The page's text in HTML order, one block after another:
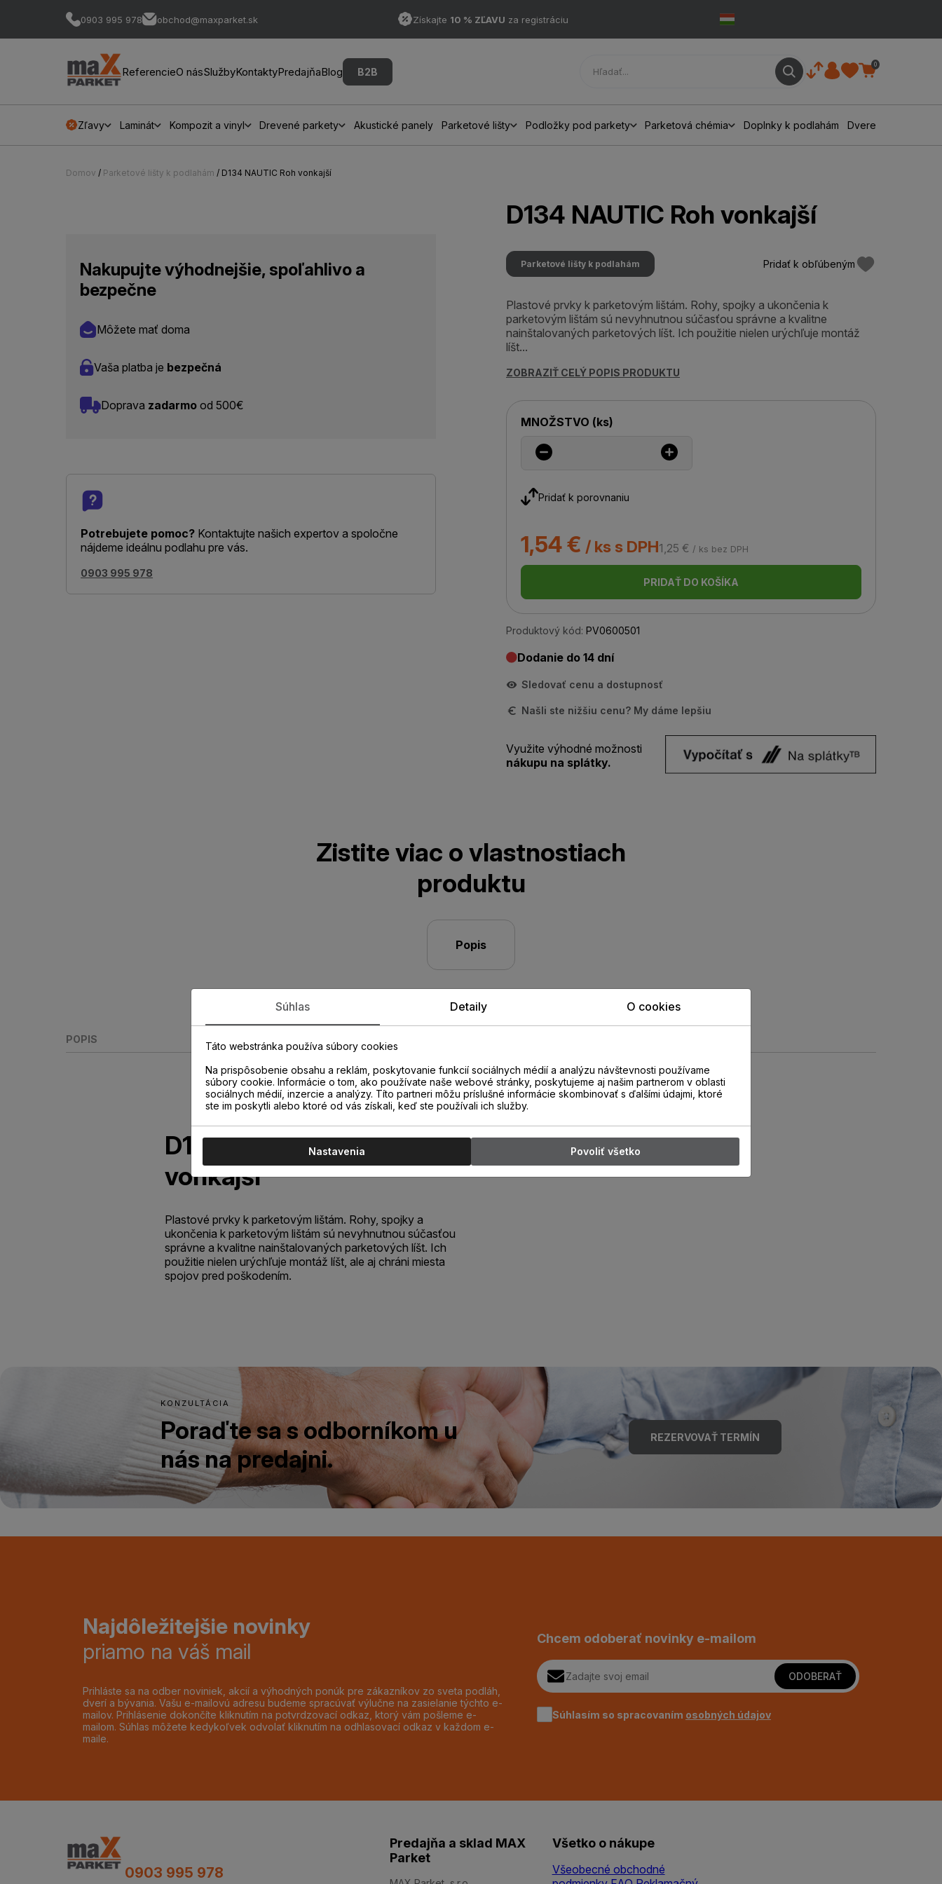
0903 995 978 obchod@maxparket.sk Získajte 10 % ZĽAVU za registráciu
ReferencieO násSlužbyKontaktyPredajňaBlog B2B
0
Zľavy Laminát Kompozit a vinyl Drevené parkety Akustické panely Parketové lišty Podložky pod parkety Parketová chémia Doplnky k podlahám Dvere
Domov / Parketové lišty k podlahám / D134 NAUTIC Roh vonkajší
Nakupujte výhodnejšie, spoľahlivo a
bezpečne
Môžete mať doma
Vaša platba je bezpečná
Doprava zadarmo od 500€
Potrebujete pomoc? Kontaktujte našich expertov a spoločne
nájdeme ideálnu podlahu pre vás.
0903 995 978
D134 NAUTIC Roh vonkajší
Parketové lišty k podlahám Pridať k obľúbeným
Plastové prvky k parketovým lištám. Rohy, spojky a ukončenia k
parketovým lištám sú nevyhnutnou súčasťou správne a kvalitne
nainštalovaných parketových líšt. Ich použitie nielen urýchľuje montáž
líšt...
ZOBRAZIŤ CELÝ POPIS PRODUKTU
MNOŽSTVO (ks)
Pridať k porovnaniu
1,54 € / ks s DPH1,25 € / ks bez DPH
PRIDAŤ DO KOŠÍKA
Produktový kód: PV0600501
Dodanie do 14 dní
Sledovať cenu a dostupnosť
Našli ste nižšiu cenu? My dáme lepšiu
Využite výhodné možnosti
nákupu na splátky.
Zistite viac o vlastnostiach
produktu
Popis
POPIS
D134 NAUTIC Roh
vonkajší
Plastové prvky k parketovým lištám. Rohy, spojky a
ukončenia k parketovým lištám sú nevyhnutnou súčasťou
správne a kvalitne nainštalovaných parketových líšt. Ich
použitie nielen urýchľuje montáž líšt, ale aj chráni miesta
spojov pred poškodením.
KONZULTÁCIA
Poraďte sa s odborníkom u
nás na predajni.
REZERVOVAŤ TERMÍN
Najdôležitejšie novinky
priamo na váš mail
Prihláste sa na odber noviniek, akcií a výhodných ponúk pre zákazníkov zo sveta podláh,
dverí a bývania. Vašu e-mailovú adresu budeme spracúvať výlučne na zasielanie týchto e-
mailov. Prihlásenie dokončíte kliknutím na potvrdzovací odkaz, ktorý vám pošleme e-
mailom. Súhlas môžete kedykoľvek odvolať kliknutím na odhlasovací odkaz v každom e-
maile.
Chcem odoberať novinky e-mailom
ODOBERAŤ
Súhlasím so spracovaním osobných údajov
0903 995 978
Predajňa a sklad MAX
Parket
Všetko o nákupe
Všeobecné obchodné
Súhlas Detaily O cookies
Táto webstránka používa súbory cookies
Na prispôsobenie obsahu a reklám, poskytovanie funkcií sociálnych médií a analýzu návštevnosti používame
súbory cookie. Informácie o tom, ako používate naše webové stránky, poskytujeme aj našim partnerom v oblasti
sociálnych médií, inzercie a analýzy. Títo partneri môžu príslušné informácie skombinovať s ďalšími údajmi, ktoré
ste im poskytli alebo ktoré od vás získali, keď ste používali ich služby.
Nastavenia Povoliť všetko